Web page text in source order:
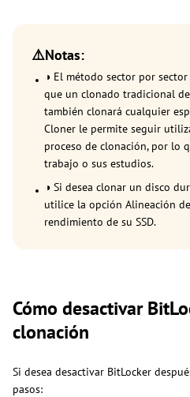
⚠️Notas:
◑ El método sector por
que un clonado tradicional
también clonará cualquier
Cloner le permite seguir
proceso de clonación, por lo
trabajo o sus estudios.
◑ Si desea clonar un disco
utilice la opción Alineación
rendimiento de su SSD.
Cómo desactivar
clonación
Si desea desactivar BitLocker
pasos: